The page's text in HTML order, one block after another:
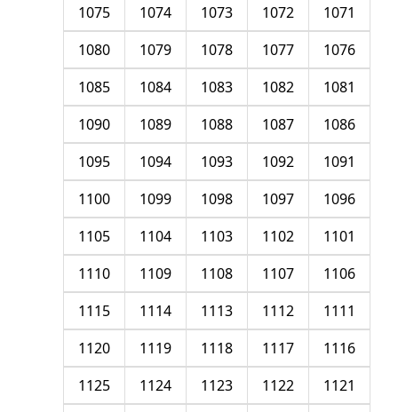
1071
1072
1073
1074
1075
1076
1077
1078
1079
1080
1081
1082
1083
1084
1085
1086
1087
1088
1089
1090
1091
1092
1093
1094
1095
1096
1097
1098
1099
1100
1101
1102
1103
1104
1105
1106
1107
1108
1109
1110
1111
1112
1113
1114
1115
1116
1117
1118
1119
1120
1121
1122
1123
1124
1125